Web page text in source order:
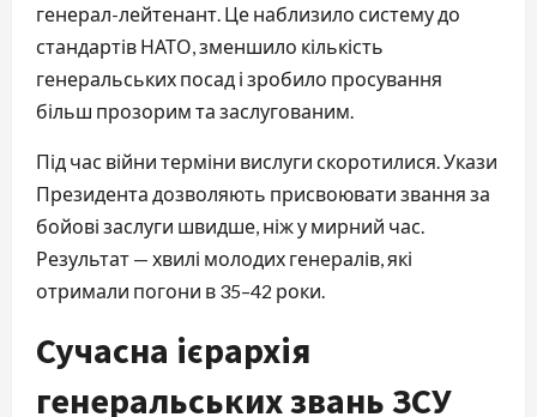
генерал-лейтенант. Це наблизило систему до
стандартів НАТО, зменшило кількість
генеральських посад і зробило просування
більш прозорим та заслугованим.
Під час війни терміни вислуги скоротилися. Укази
Президента дозволяють присвоювати звання за
бойові заслуги швидше, ніж у мирний час.
Результат — хвилі молодих генералів, які
отримали погони в 35–42 роки.
Сучасна ієрархія
генеральських звань ЗСУ